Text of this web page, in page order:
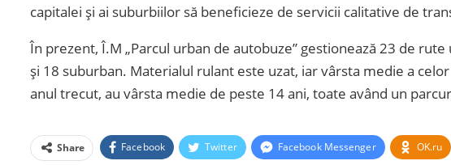
capitalei și ai suburbiilor să beneficieze de servicii calitative de
În prezent, Î.M „Parcul urban de autobuze” gestionează 23 de
și 18 suburban. Materialul rulant este uzat, iar vârsta medie a
anul trecut, au vârsta medie de peste 14 ani, toate având un
Share Facebook Twitter Facebook Messenger OK.ru